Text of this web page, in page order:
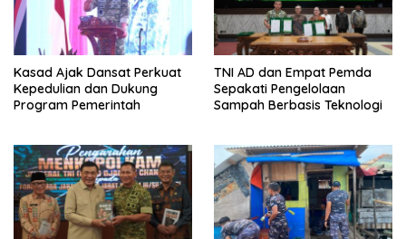
Kasad Ajak Dansat Perkuat
Kepedulian dan Dukung
Program Pemerintah
TNI AD dan Empat Pemda
Sepakati Pengelolaan
Sampah Berbasis Teknologi